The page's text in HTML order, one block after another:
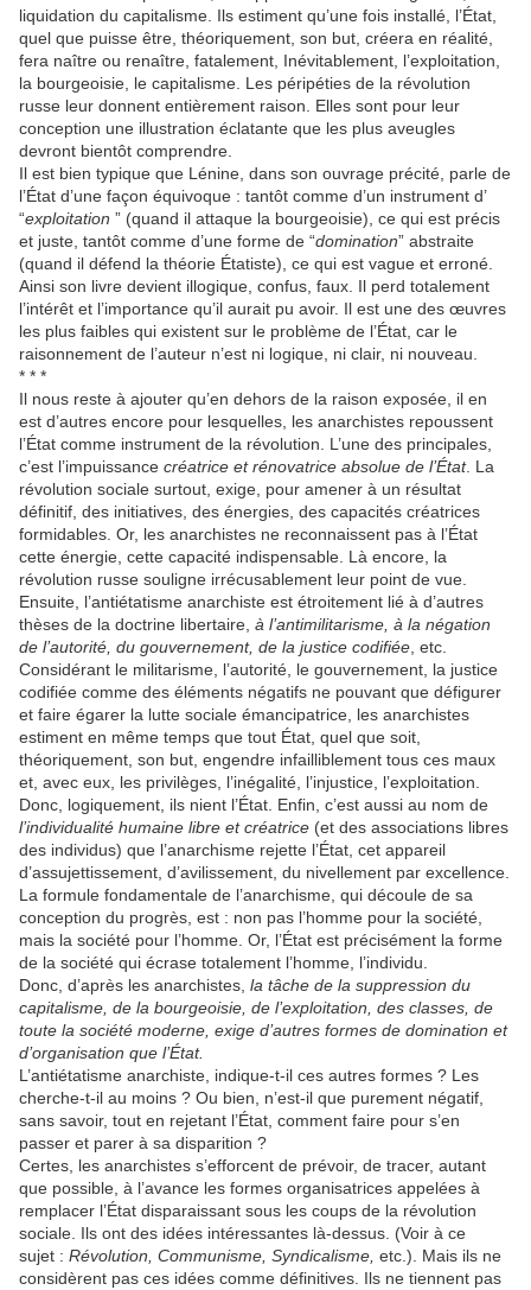
liquidation du capitalisme. Ils estiment qu’une fois installé, l’État,
quel que puisse être, théoriquement, son but, créera en réalité,
fera naître ou renaître, fatalement, Inévitablement, l’exploitation,
la bourgeoisie, le capitalisme. Les péripéties de la révolution
russe leur donnent entièrement raison. Elles sont pour leur
conception une illustration éclatante que les plus aveugles
devront bientôt comprendre.
Il est bien typique que Lénine, dans son ouvrage précité, parle de
l’État d’une façon équivoque : tantôt comme d’un instrument d’
“exploitation ” (quand il attaque la bourgeoisie), ce qui est précis
et juste, tantôt comme d’une forme de “domination” abstraite
(quand il défend la théorie Étatiste), ce qui est vague et erroné.
Ainsi son livre devient illogique, confus, faux. Il perd totalement
l’intérêt et l’importance qu’il aurait pu avoir. Il est une des œuvres
les plus faibles qui existent sur le problème de l’État, car le
raisonnement de l’auteur n’est ni logique, ni clair, ni nouveau.
* * *
Il nous reste à ajouter qu’en dehors de la raison exposée, il en
est d’autres encore pour lesquelles, les anarchistes repoussent
l’État comme instrument de la révolution. L’une des principales,
c’est l’impuissance créatrice et rénovatrice absolue de l’État. La
révolution sociale surtout, exige, pour amener à un résultat
définitif, des initiatives, des énergies, des capacités créatrices
formidables. Or, les anarchistes ne reconnaissent pas à l’État
cette énergie, cette capacité indispensable. Là encore, la
révolution russe souligne irrécusablement leur point de vue.
Ensuite, l’antiétatisme anarchiste est étroitement lié à d’autres
thèses de la doctrine libertaire, à l’antimilitarisme, à la négation
de l’autorité, du gouvernement, de la justice codifiée , etc.
Considérant le militarisme, l’autorité, le gouvernement, la justice
codifiée comme des éléments négatifs ne pouvant que défigurer
et faire égarer la lutte sociale émancipatrice, les anarchistes
estiment en même temps que tout État, quel que soit,
théoriquement, son but, engendre infailliblement tous ces maux
et, avec eux, les privilèges, l’inégalité, l’injustice, l’exploitation.
Donc, logiquement, ils nient l’État. Enfin, c’est aussi au nom de
l’individualité humaine libre et créatrice (et des associations libres
des individus) que l’anarchisme rejette l’État, cet appareil
d’assujettissement, d’avilissement, du nivellement par excellence.
La formule fondamentale de l’anarchisme, qui découle de sa
conception du progrès, est : non pas l’homme pour la société,
mais la société pour l’homme. Or, l’État est précisément la forme
de la société qui écrase totalement l’homme, l’individu.
Donc, d’après les anarchistes, la tâche de la suppression du
capitalisme, de la bourgeoisie, de l’exploitation, des classes, de
toute la société moderne, exige d’autres formes de domination et
d’organisation que l’État.
L’antiétatisme anarchiste, indique-t-il ces autres formes ? Les
cherche-t-il au moins ? Ou bien, n’est-il que purement négatif,
sans savoir, tout en rejetant l’État, comment faire pour s’en
passer et parer à sa disparition ?
Certes, les anarchistes s’efforcent de prévoir, de tracer, autant
que possible, à l’avance les formes organisatrices appelées à
remplacer l’État disparaissant sous les coups de la révolution
sociale. Ils ont des idées intéressantes là-dessus. (Voir à ce
sujet : Révolution, Communisme, Syndicalisme, etc.). Mais ils ne
considèrent pas ces idées comme définitives. Ils ne tiennent pas